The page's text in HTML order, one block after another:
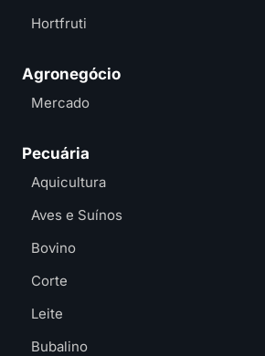
Hortfruti
Agronegócio
Mercado
Pecuária
Aquicultura
Aves e Suínos
Bovino
Corte
Leite
Bubalino